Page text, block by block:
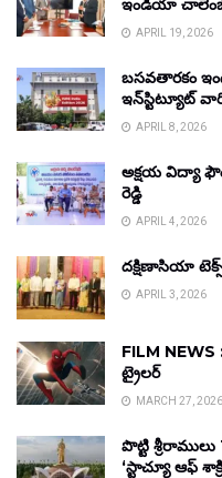
ఇండియా
APRIL 19, 2026
బసవతారకం
ఇన్‌స్టిట్యూట్
APRIL 8, 2026
అక్షయ విద్యా
రెడ్డి
APRIL 4, 2026
దక్షిణాసియా
APRIL 3, 2026
FILM NEWS
ట్రైలర్
MARCH 27, 2026
పొట్టి
‘స్టాచ్యూ ఆఫ్